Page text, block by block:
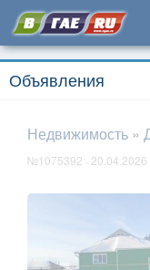
Объявления
Недвижимость »
№1075392 · 20.04.2026